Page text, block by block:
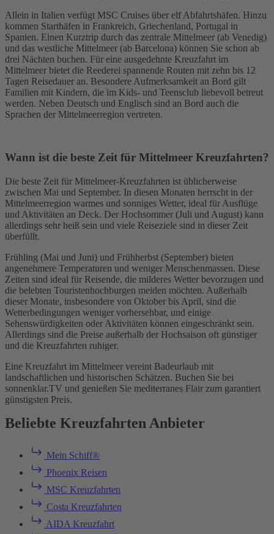
Allein in Italien verfügt MSC Cruises über elf Abfahrtshäfen. Hinzu
kommen Starthäfen in Frankreich, Griechenland, Portugal in
Spanien. Einen Kurztrip durch das zentrale Mittelmeer (ab Venedig)
und das westliche Mittelmeer (ab Barcelona) können Sie schon ab
drei Nächten buchen. Für eine ausgedehnte Kreuzfahrt im
Mittelmeer bietet die Reederei spannende Routen mit zehn bis 12
Tagen Reisedauer an. Besondere Aufmerksamkeit an Bord gilt
Familien mit Kindern, die im Kids- und Teensclub liebevoll betreut
werden. Neben Deutsch und Englisch sind an Bord auch die
Sprachen der Mittelmeerregion vertreten.
Wann ist die beste Zeit für Mittelmeer Kreuzfahrten?
Die beste Zeit für Mittelmeer-Kreuzfahrten ist üblicherweise
zwischen Mai und September. In diesen Monaten herrscht in der
Mittelmeerregion warmes und sonniges Wetter, ideal für Ausflüge
und Aktivitäten an Deck. Der Hochsommer (Juli und August) kann
allerdings sehr heiß sein und viele Reiseziele sind in dieser Zeit
überfüllt.
Frühling (Mai und Juni) und Frühherbst (September) bieten
angenehmere Temperaturen und weniger Menschenmassen. Diese
Zeiten sind ideal für Reisende, die milderes Wetter bevorzugen und
die belebten Touristenhochburgen meiden möchten. Außerhalb
dieser Monate, insbesondere von Oktober bis April, sind die
Wetterbedingungen weniger vorhersehbar, und einige
Sehenswürdigkeiten oder Aktivitäten können eingeschränkt sein.
Allerdings sind die Preise außerhalb der Hochsaison oft günstiger
und die Kreuzfahrten ruhiger.
Eine Kreuzfahrt im Mittelmeer vereint Badeurlaub mit
landschaftlichen und historischen Schätzen. Buchen Sie bei
sonnenklar.TV und genießen Sie mediterranes Flair zum garantiert
günstigsten Preis.
Beliebte Kreuzfahrten Anbieter
Mein Schiff®
Phoenix Reisen
MSC Kreuzfahrten
Costa Kreuzfahrten
AIDA Kreuzfahrt